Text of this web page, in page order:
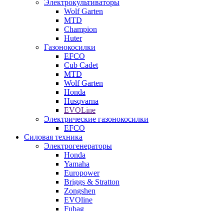
Электрокультиваторы
Wolf Garten
MTD
Champion
Huter
Газонокосилки
EFCO
Cub Cadet
MTD
Wolf Garten
Honda
Husqvarna
EVOLine
Электрические газонокосилки
EFCO
Силовая техника
Электрогенераторы
Honda
Yamaha
Europower
Briggs & Stratton
Zongshen
EVOline
Fubag